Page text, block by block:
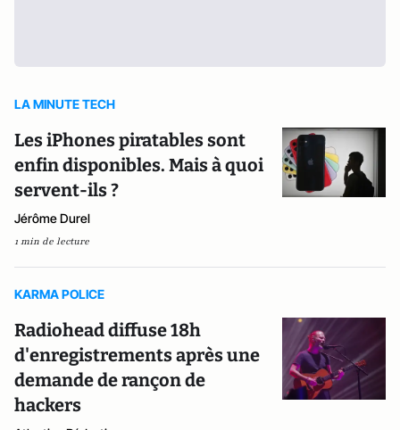
LA MINUTE TECH
Les iPhones piratables sont
enfin disponibles. Mais à quoi
servent-ils ?
Jérôme Durel
1 min de lecture
KARMA POLICE
Radiohead diffuse 18h
d'enregistrements après une
demande de rançon de
hackers